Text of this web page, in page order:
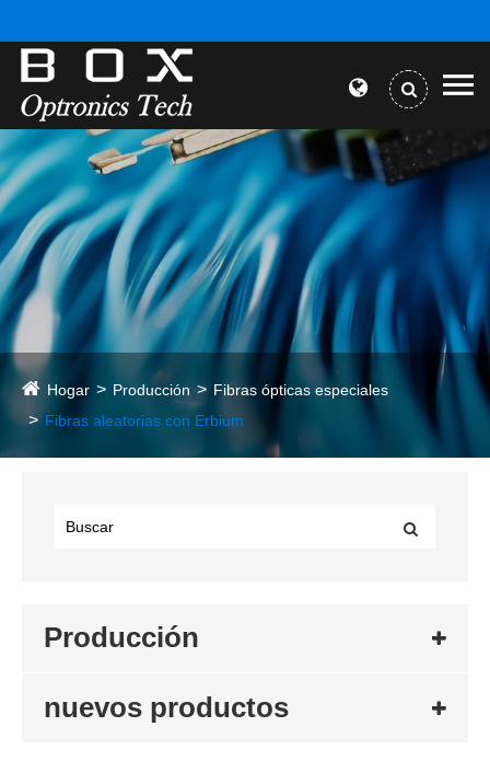
Hogar Producción
Fibras ópticas especiales
Fibras aleatorias con Erbium
Producción
nuevos productos